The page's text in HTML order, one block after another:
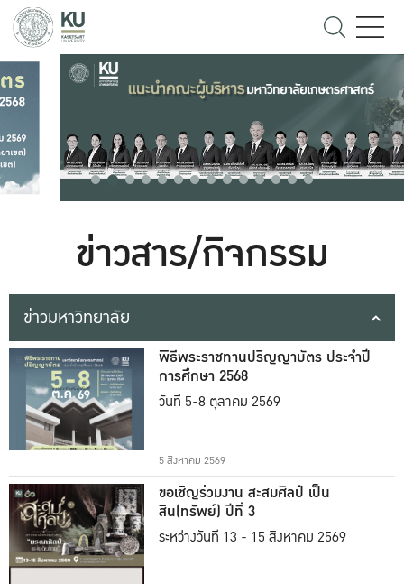
ข่าวสาร/กิจกรรม
ข่าวมหาวิทยาลัย
พิธีพระราชทานปริญญาบัตร ประจำปี
การศึกษา 2568
วันที่ 5-8 ตุลาคม 2569
5 สิงหาคม 2569
ขอเชิญร่วมงาน สะสมศิลป์ เป็น
สิน(ทรัพย์) ปีที่ 3
ระหว่างวันที่ 13 - 15 สิงหาคม 2569